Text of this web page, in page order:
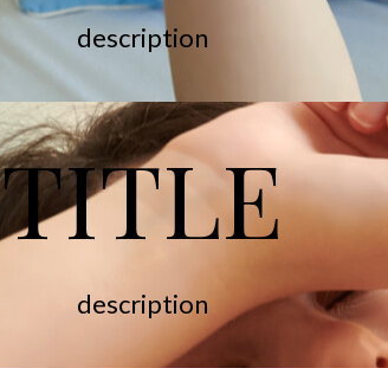
description
TITLE
description